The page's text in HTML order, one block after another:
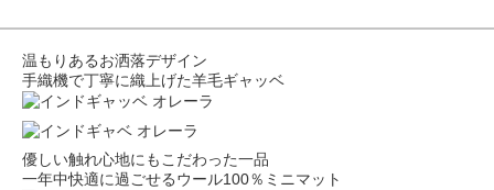
温もりあるお洒落デザイン
手織機で丁寧に織上げた羊毛ギャッベ
優しい触れ心地にもこだわった一品
一年中快適に過ごせるウール100％ミニマット